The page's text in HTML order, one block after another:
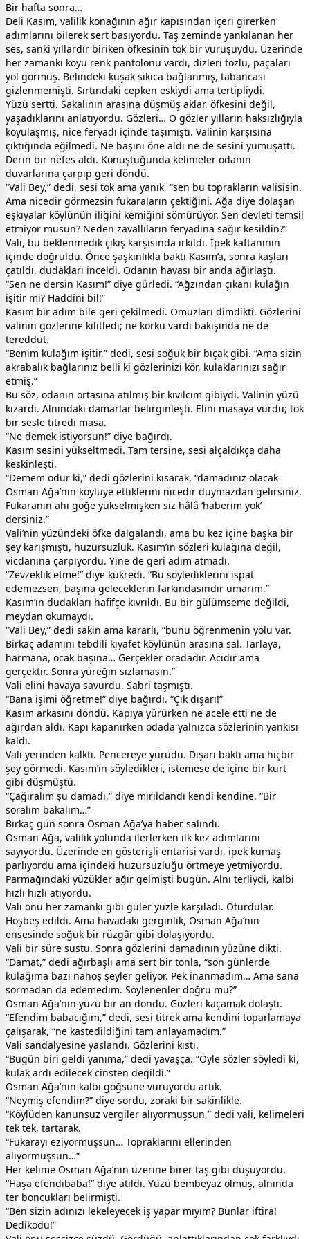
Bir hafta sonra…
Deli Kasım, valilik konağının ağır kapısından içeri girerken
adımlarını bilerek sert basıyordu. Taş zeminde yankılanan her
ses, sanki yıllardır biriken öfkesinin tok bir vuruşuydu. Üzerinde
her zamanki koyu renk pantolonu vardı, dizleri tozlu, paçaları
yol görmüş. Belindeki kuşak sıkıca bağlanmış, tabancası
gizlenmemişti. Sırtındaki cepken eskiydi ama tertipliydi.
Yüzü sertti. Sakalının arasına düşmüş aklar, öfkesini değil,
yaşadıklarını anlatıyordu. Gözleri… O gözler yılların haksızlığıyla
koyulaşmış, nice feryadı içinde taşımıştı. Valinin karşısına
çıktığında eğilmedi. Ne başını öne aldı ne de sesini yumuşattı.
Derin bir nefes aldı. Konuştuğunda kelimeler odanın
duvarlarına çarpıp geri döndü.
“Vali Bey,” dedi, sesi tok ama yanık, “sen bu toprakların valisisin.
Ama nicedir görmezsin fukaraların çektiğini. Ağa diye dolaşan
eşkıyalar köylünün iliğini kemiğini sömürüyor. Sen devleti temsil
etmiyor musun? Neden zavallıların feryadına sağır kesildin?”
Vali, bu beklenmedik çıkış karşısında irkildi. İpek kaftanının
içinde doğruldu. Önce şaşkınlıkla baktı Kasım’a, sonra kaşları
çatıldı, dudakları inceldi. Odanın havası bir anda ağırlaştı.
“Sen ne dersin Kasım!” diye gürledi. “Ağzından çıkanı kulağın
işitir mi? Haddini bil!”
Kasım bir adım bile geri çekilmedi. Omuzları dimdikti. Gözlerini
valinin gözlerine kilitledi; ne korku vardı bakışında ne de
tereddüt.
“Benim kulağım işitir,” dedi, sesi soğuk bir bıçak gibi. “Ama sizin
akrabalık bağlarınız belli ki gözlerinizi kör, kulaklarınızı sağır
etmiş.”
Bu söz, odanın ortasına atılmış bir kıvılcım gibiydi. Valinin yüzü
kızardı. Alnındaki damarlar belirginleşti. Elini masaya vurdu; tok
bir sesle titredi masa.
“Ne demek istiyorsun!” diye bağırdı.
Kasım sesini yükseltmedi. Tam tersine, sesi alçaldıkça daha
keskinleşti.
“Demem odur ki,” dedi gözlerini kısarak, “damadınız olacak
Osman Ağa’nın köylüye ettiklerini nicedir duymazdan gelirsiniz.
Fukaranın ahı göğe yükselmişken siz hâlâ ‘haberim yok’
dersiniz.”
Vali’nin yüzündeki öfke dalgalandı, ama bu kez içine başka bir
şey karışmıştı, huzursuzluk. Kasım’ın sözleri kulağına değil,
vicdanına çarpıyordu. Yine de geri adım atmadı.
“Zevzeklik etme!” diye kükredi. “Bu söylediklerini ispat
edemezsen, başına geleceklerin farkındasındır umarım.”
Kasım’ın dudakları hafifçe kıvrıldı. Bu bir gülümseme değildi,
meydan okumaydı.
“Vali Bey,” dedi sakin ama kararlı, “bunu öğrenmenin yolu var.
Birkaç adamını tebdili kıyafet köylünün arasına sal. Tarlaya,
harmana, ocak başına… Gerçekler oradadır. Acıdır ama
gerçektir. Sonra yüreğin sızlamasın.”
Vali elini havaya savurdu. Sabri taşmıştı.
“Bana işimi öğretme!” diye bağırdı. “Çık dışarı!”
Kasım arkasını döndü. Kapıya yürürken ne acele etti ne de
ağırdan aldı. Kapı kapanırken odada yalnızca sözlerinin yankısı
kaldı.
Vali yerinden kalktı. Pencereye yürüdü. Dışarı baktı ama hiçbir
şey görmedi. Kasım’ın söyledikleri, istemese de içine bir kurt
gibi düşmüştü.
“Çağıralım şu damadı,” diye mırıldandı kendi kendine. “Bir
soralım bakalım…”
Birkaç gün sonra Osman Ağa’ya haber salındı.
Osman Ağa, valilik yolunda ilerlerken ilk kez adımlarını
sayıyordu. Üzerinde en gösterişli entarisi vardı, ipek kumaş
parlıyordu ama içindeki huzursuzluğu örtmeye yetmiyordu.
Parmağındaki yüzükler ağır gelmişti bugün. Alnı terliydi, kalbi
hızlı hızlı atıyordu.
Vali onu her zamanki gibi güler yüzle karşıladı. Oturdular.
Hoşbeş edildi. Ama havadaki gerginlik, Osman Ağa’nın
ensesinde soğuk bir rüzgâr gibi dolaşıyordu.
Vali bir süre sustu. Sonra gözlerini damadının yüzüne dikti.
“Damat,” dedi ağırbaşlı ama sert bir tonla, “son günlerde
kulağıma bazı nahoş şeyler geliyor. Pek inanmadım… Ama sana
sormadan da edemedim. Söylenenler doğru mu?”
Osman Ağa’nın yüzü bir an dondu. Gözleri kaçamak dolaştı.
“Efendim babacığım,” dedi, sesi titrek ama kendini toparlamaya
çalışarak, “ne kastedildiğini tam anlayamadım.”
Vali sandalyesine yaslandı. Gözlerini kıstı.
“Bugün biri geldi yanıma,” dedi yavaşça. “Öyle sözler söyledi ki,
kulak ardı edilecek cinsten değildi.”
Osman Ağa’nın kalbi göğsüne vuruyordu artık.
“Neymiş efendim?” diye sordu, zoraki bir sakinlikle.
“Köylüden kanunsuz vergiler alıyormuşsun,” dedi vali, kelimeleri
tek tek, tartarak.
“Fukarayı eziyormuşsun… Topraklarını ellerinden
alıyormuşsun…”
Her kelime Osman Ağa’nın üzerine birer taş gibi düşüyordu.
“Haşa efendibaba!” diye atıldı. Yüzü bembeyaz olmuş, alnında
ter boncukları belirmişti.
“Ben sizin adınızı lekeleyecek iş yapar mıyım? Bunlar iftira!
Dedikodu!”